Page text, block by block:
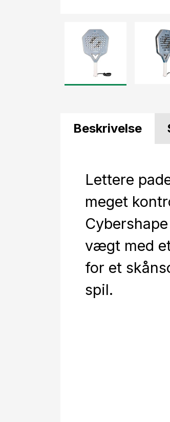
Beskrivelse
Lettere
meget
vægt med
for et
spil.